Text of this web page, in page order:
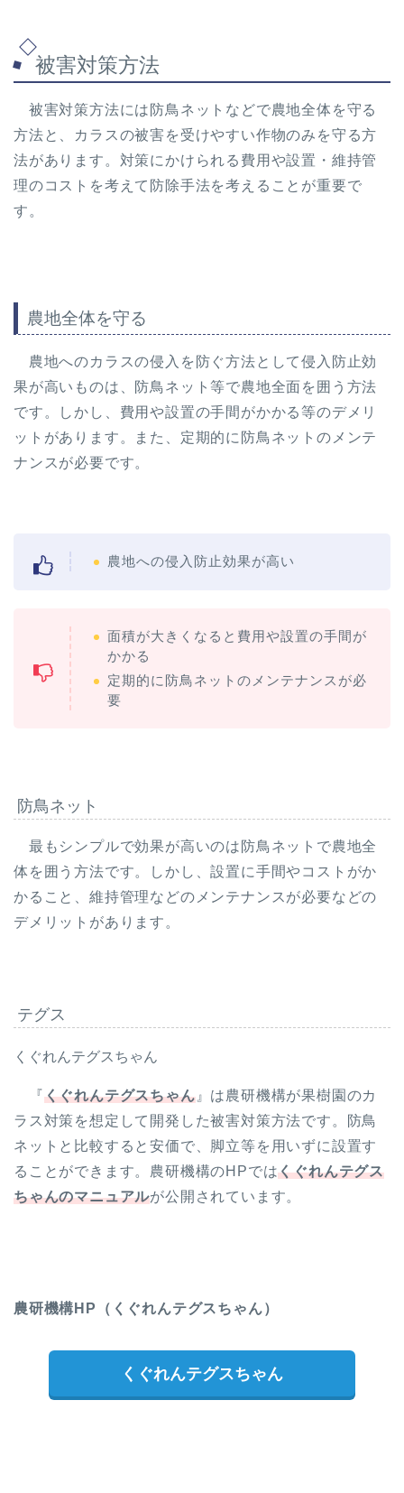
被害対策方法
被害対策方法には防鳥ネットなどで農地全体を守る
方法と、カラスの被害を受けやすい作物のみを守る方
法があります。対策にかけられる費用や設置・維持管
理のコストを考えて防除手法を考えることが重要で
す。
農地全体を守る
農地へのカラスの侵入を防ぐ方法として侵入防止効
果が高いものは、防鳥ネット等で農地全面を囲う方法
です。しかし、費用や設置の手間がかかる等のデメリ
ットがあります。また、定期的に防鳥ネットのメンテ
ナンスが必要です。
農地への侵入防止効果が高い
面積が大きくなると費用や設置の手間が
かかる
定期的に防鳥ネットのメンテナンスが必
要
防鳥ネット
最もシンプルで効果が高いのは防鳥ネットで農地全
体を囲う方法です。しかし、設置に手間やコストがか
かること、維持管理などのメンテナンスが必要などの
デメリットがあります。
テグス
くぐれんテグスちゃん
『くぐれんテグスちゃん』は農研機構が果樹園のカ
ラス対策を想定して開発した被害対策方法です。防鳥
ネットと比較すると安価で、脚立等を用いずに設置す
ることができます。農研機構のHPではくぐれんテグス
ちゃんのマニュアルが公開されています。
農研機構HP（くぐれんテグスちゃん）
くぐれんテグスちゃん